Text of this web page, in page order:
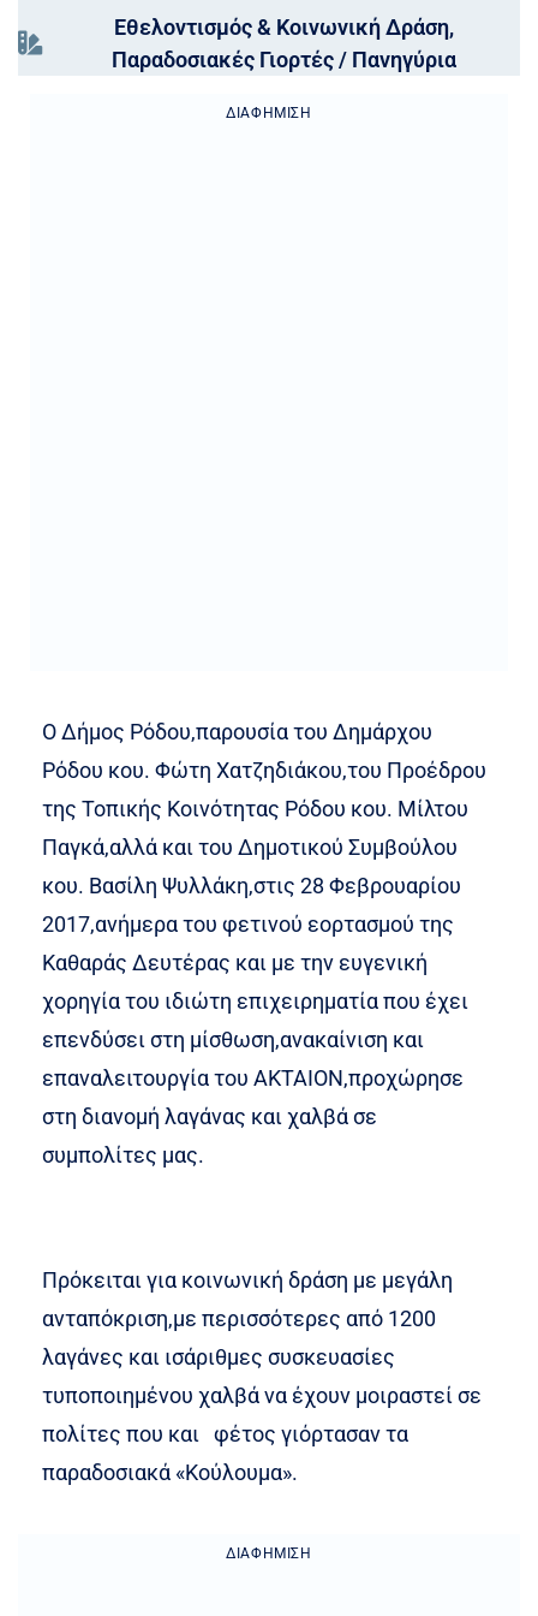
Εθελοντισμός & Κοινωνική Δράση,
Παραδοσιακές Γιορτές / Πανηγύρια
ΔΙΑΦΉΜΙΣΗ
Ο Δήμος Ρόδου,παρουσία του Δημάρχου
Ρόδου κου. Φώτη Χατζηδιάκου,του Προέδρου
της Τοπικής Κοινότητας Ρόδου κου. Μίλτου
Παγκά,αλλά και του Δημοτικού Συμβούλου
κου. Βασίλη Ψυλλάκη,στις 28 Φεβρουαρίου
2017,ανήμερα του φετινού εορτασμού της
Καθαράς Δευτέρας και με την ευγενική
χορηγία του ιδιώτη επιχειρηματία που έχει
επενδύσει στη μίσθωση,ανακαίνιση και
επαναλειτουργία του ΑΚΤΑΙΟΝ,προχώρησε
στη διανομή λαγάνας και χαλβά σε
συμπολίτες μας.
Πρόκειται για κοινωνική δράση με μεγάλη
ανταπόκριση,με περισσότερες από 1200
λαγάνες και ισάριθμες συσκευασίες
τυποποιημένου χαλβά να έχουν μοιραστεί σε
πολίτες που και φέτος γιόρτασαν τα
παραδοσιακά «Κούλουμα».
ΔΙΑΦΉΜΙΣΗ